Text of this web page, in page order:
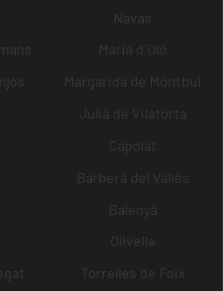
Navas
Maria d´Oló
Margarida de Montbui
Julià de Vilatorta
Capolat
Barberà del Vallès
Balenyà
Olivella
Torrelles de Foix